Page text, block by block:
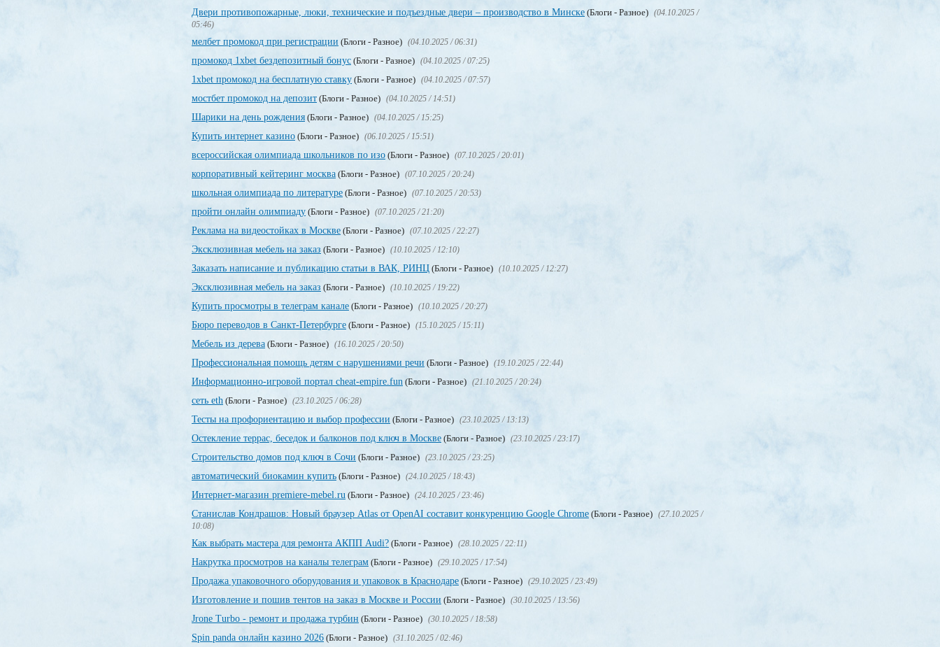
Двери противопожарные, люки, технические и подъездные двери – производство в Минске (Блоги - Разное) (04.10.2025 /
05:46)
мелбет промокод при регистрации (Блоги - Разное) (04.10.2025 / 06:31)
промокод 1xbet бездепозитный бонус (Блоги - Разное) (04.10.2025 / 07:25)
1xbet промокод на бесплатную ставку (Блоги - Разное) (04.10.2025 / 07:57)
мостбет промокод на депозит (Блоги - Разное) (04.10.2025 / 14:51)
Шарики на день рождения (Блоги - Разное) (04.10.2025 / 15:25)
Купить интернет казино (Блоги - Разное) (06.10.2025 / 15:51)
всероссийская олимпиада школьников по изо (Блоги - Разное) (07.10.2025 / 20:01)
корпоративный кейтеринг москва (Блоги - Разное) (07.10.2025 / 20:24)
школьная олимпиада по литературе (Блоги - Разное) (07.10.2025 / 20:53)
пройти онлайн олимпиаду (Блоги - Разное) (07.10.2025 / 21:20)
Реклама на видеостойках в Москве (Блоги - Разное) (07.10.2025 / 22:27)
Эксклюзивная мебель на заказ (Блоги - Разное) (10.10.2025 / 12:10)
Заказать написание и публикацию статьи в ВАК, РИНЦ (Блоги - Разное) (10.10.2025 / 12:27)
Эксклюзивная мебель на заказ (Блоги - Разное) (10.10.2025 / 19:22)
Купить просмотры в телеграм канале (Блоги - Разное) (10.10.2025 / 20:27)
Бюро переводов в Санкт-Петербурге (Блоги - Разное) (15.10.2025 / 15:11)
Мебель из дерева (Блоги - Разное) (16.10.2025 / 20:50)
Профессиональная помощь детям с нарушениями речи (Блоги - Разное) (19.10.2025 / 22:44)
Информационно-игровой портал cheat-empire.fun (Блоги - Разное) (21.10.2025 / 20:24)
сеть eth (Блоги - Разное) (23.10.2025 / 06:28)
Тесты на профориентацию и выбор профессии (Блоги - Разное) (23.10.2025 / 13:13)
Остекление террас, беседок и балконов под ключ в Москве (Блоги - Разное) (23.10.2025 / 23:17)
Строительство домов под ключ в Сочи (Блоги - Разное) (23.10.2025 / 23:25)
автоматический биокамин купить (Блоги - Разное) (24.10.2025 / 18:43)
Интернет-магазин premiere-mebel.ru (Блоги - Разное) (24.10.2025 / 23:46)
Станислав Кондрашов: Новый браузер Atlas от OpenAI составит конкуренцию Google Chrome (Блоги - Разное) (27.10.2025 /
10:08)
Как выбрать мастера для ремонта АКПП Audi? (Блоги - Разное) (28.10.2025 / 22:11)
Накрутка просмотров на каналы телеграм (Блоги - Разное) (29.10.2025 / 17:54)
Продажа упаковочного оборудования и упаковок в Краснодаре (Блоги - Разное) (29.10.2025 / 23:49)
Изготовление и пошив тентов на заказ в Москве и России (Блоги - Разное) (30.10.2025 / 13:56)
Jrone Turbo - ремонт и продажа турбин (Блоги - Разное) (30.10.2025 / 18:58)
Spin panda онлайн казино 2026 (Блоги - Разное) (31.10.2025 / 02:46)